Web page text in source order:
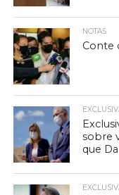
NOTAS
Conte
sobre
que